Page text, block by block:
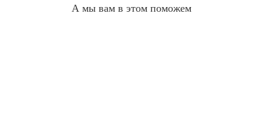
А мы вам в этом поможем